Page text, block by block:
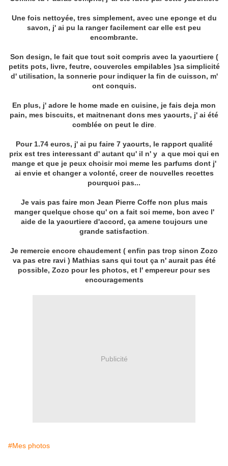
Une fois nettoyée, tres simplement, avec une eponge et du
savon, j' ai pu la ranger facilement car elle est peu
encombrante.
Son design, le fait que tout soit compris avec la yaourtiere (
petits pots, livre, feutre, couvercles empilables )sa simplicité
d' utilisation, la sonnerie pour indiquer la fin de cuisson, m'
ont conquis.
En plus, j' adore le home made en cuisine, je fais deja mon
pain, mes biscuits, et maitnenant dons mes yaourts, j' ai été
comblée on peut le dire.
Pour 1.74 euros, j' ai pu faire 7 yaourts, le rapport qualité
prix est tres interessant d' autant qu' il n' y a que moi qui en
mange et que je peux choisir moi meme les parfums dont j'
ai envie et changer a volonté, creer de nouvelles recettes
pourquoi pas...
Je vais pas faire mon Jean Pierre Coffe non plus mais
manger quelque chose qu' on a fait soi meme, bon avec l'
aide de la yaourtiere d'accord, ça amene toujours une
grande satisfaction
Je remercie encore chaudement ( enfin pas trop sinon Zozo
va pas etre ravi ) Mathias sans qui tout ça n' aurait pas été
possible, Zozo pour les photos, et l' empereur pour ses
encouragements
Publicité
#Mes photos